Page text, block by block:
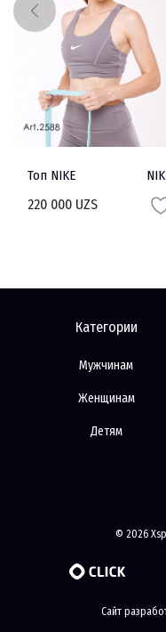
Топ NIKE
220 000 UZS
Категории
Мужчинам
Женщинам
Детям
© 2026
Сайт